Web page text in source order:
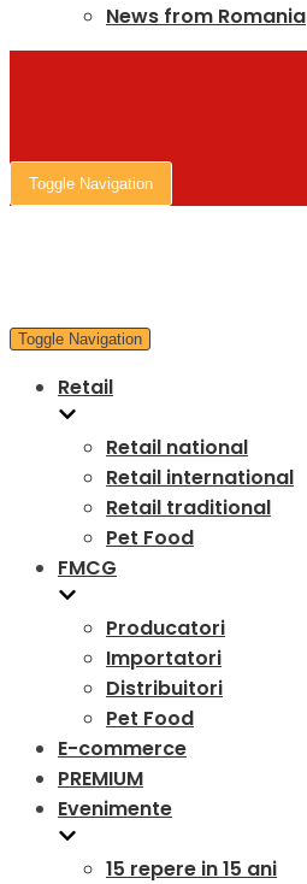
News from Romania
Toggle Navigation
Toggle Navigation
Retail
Retail national
Retail international
Retail traditional
Pet Food
FMCG
Producatori
Importatori
Distribuitori
Pet Food
E-commerce
PREMIUM
Evenimente
15 repere in 15 ani